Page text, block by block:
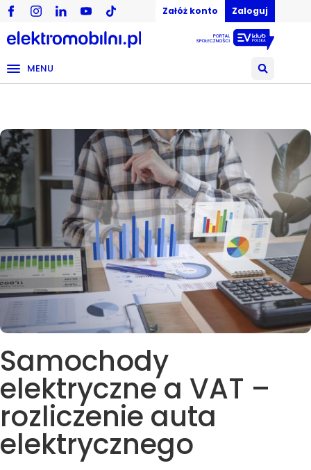
Załóż konto Zaloguj
MENU
Samochody
elektryczne a VAT –
rozliczenie auta
elektrycznego